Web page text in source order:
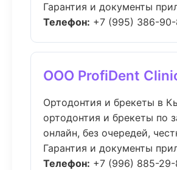
Гарантия и документы
Телефон: +7 (995) 386-
ООО ProfiDent
Ортодонтия и брекеты в
ортодонтия и брекеты по
онлайн, без очередей,
Гарантия и документы
Телефон: +7 (996) 885-29-